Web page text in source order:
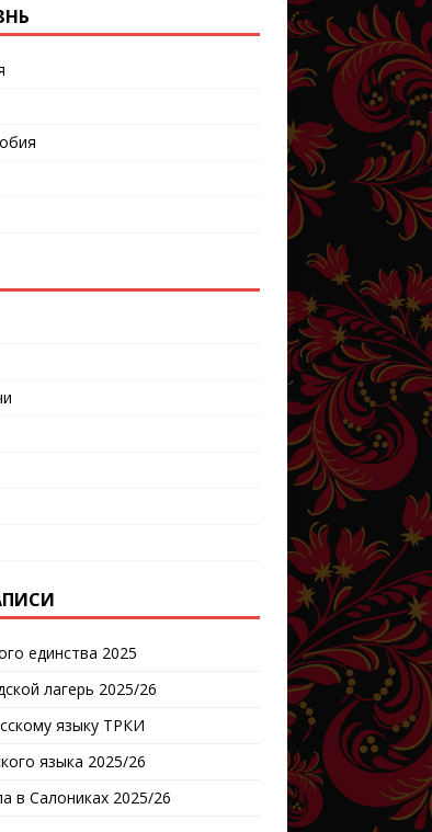
единства 2025
лагерь 2025/26
языку ТРКИ
языка 2025/26
в Салониках 2025/26